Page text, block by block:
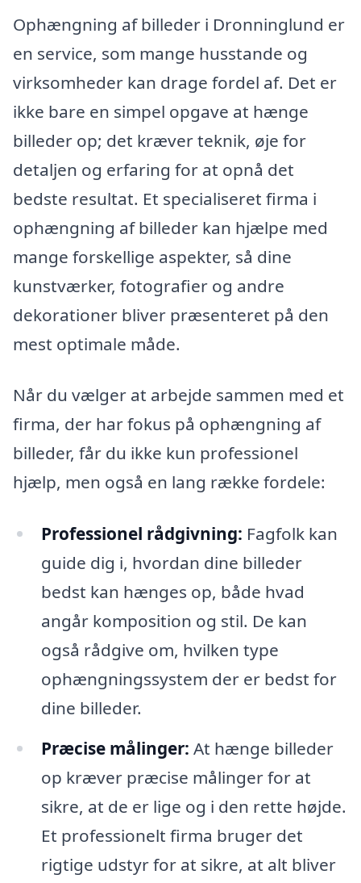
Ophængning af billeder i Dronninglund er
en service, som mange husstande og
virksomheder kan drage fordel af. Det er
ikke bare en simpel opgave at hænge
billeder op; det kræver teknik, øje for
detaljen og erfaring for at opnå det
bedste resultat. Et specialiseret firma i
ophængning af billeder kan hjælpe med
mange forskellige aspekter, så dine
kunstværker, fotografier og andre
dekorationer bliver præsenteret på den
mest optimale måde.
Når du vælger at arbejde sammen med et
firma, der har fokus på ophængning af
billeder, får du ikke kun professionel
hjælp, men også en lang række fordele:
Professionel rådgivning: Fagfolk kan
guide dig i, hvordan dine billeder
bedst kan hænges op, både hvad
angår komposition og stil. De kan
også rådgive om, hvilken type
ophængningssystem der er bedst for
dine billeder.
Præcise målinger: At hænge billeder
op kræver præcise målinger for at
sikre, at de er lige og i den rette højde.
Et professionelt firma bruger det
rigtige udstyr for at sikre, at alt bliver